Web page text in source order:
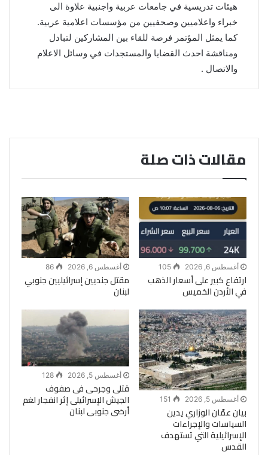
هيئات تدريسية في جامعات عربية واجنبية علاوة الى
خبراء واعلاميين وصحفيين من مؤسسات اعلامية عربية.
كما يمثل المؤتمر فرصة للقاء بين المشاركين لتبادل
ومناقشة احدث القضايا والمستجدات في وسائل الاعلام
والاتصال .
مقالات ذات صلة
أغسطس 6, 2026 105
ارتفاع كبير على أسعار الذهب
في الأردن الخميس
أغسطس 6, 2026 86
مقتل جنديين إسرائيليين جنوبي
لبنان
أغسطس 5, 2026 151
بيان عمّان الوزاري يدين
السياسات والإجراءات
الإسرائيلية التي تستهدف
القدس
أغسطس 5, 2026 128
قتلى وجرحى فى صفوف
الجيش الإسرائيلى إثر انفجار لغم
أرضى جنوبى لبنان